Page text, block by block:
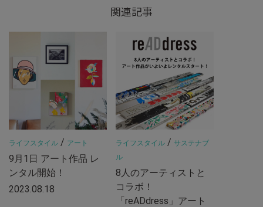
関連記事
ライフスタイル / アート
9月1日 アート作品 レ
ンタル開始！
2023.08.18
ライフスタイル / サステナブ
ル
8人のアーティストと
コラボ！
「reADdress」アート